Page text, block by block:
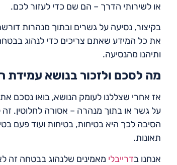
או לשירותי הדרך – הם שם כדי לעזור לכם.
בקיצור, נסיעה על גשרים ובתוך מנהרות
את כל המידע שאתם צריכים כדי לנהוג
ותיהנו מהנסיעה.
מה לסכם ולזכור בנושא עמידת
אז אחרי שצללנו לעומק הנושא, בואו נסכם
על גשר או בתוך מנהרה – אסורה לחלוטין.
הסיבה לכך היא בטיחות, בטיחות ועוד פעם
תאונות.
אנחנו בדרייבלי מאמינים שלנהוג בבטחה זה